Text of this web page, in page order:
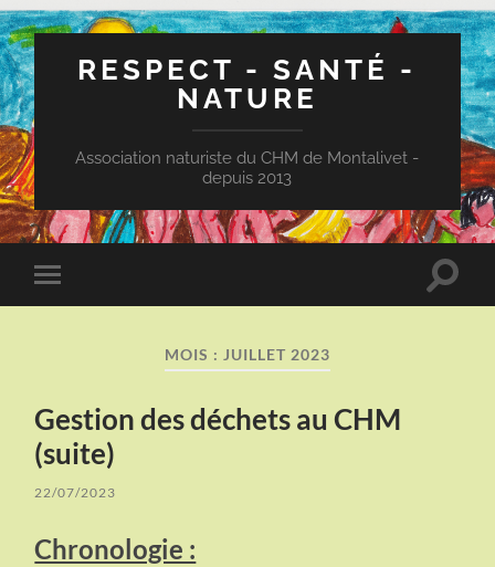
RESPECT - SANTÉ -
NATURE
Association naturiste du CHM de Montalivet -
depuis 2013
Toggle
mobile
Toggle
MOIS : JUILLET 2023
Gestion des déchets au CHM
(suite)
22/07/2023
Chronologie :